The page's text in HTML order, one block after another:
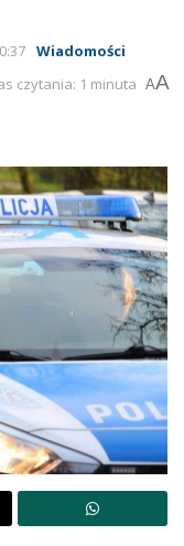
Wiadomości
czytania: 1 minuta AA